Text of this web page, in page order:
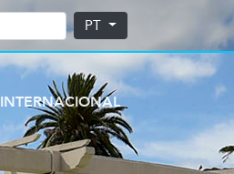
PT
INTERNACIONAL